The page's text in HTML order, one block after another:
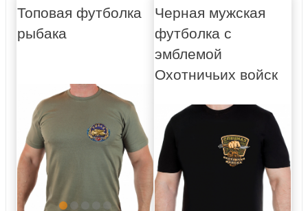
Топовая футболка
рыбака
Черная мужская
футболка с
эмблемой
Охотничьих войск